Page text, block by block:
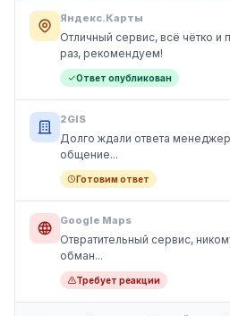
Яндекс.Карты
Отличный сервис, всё чётко
раз, рекомендуем!
Ответ опубликован
2GIS
Долго ждали ответа
общение...
Готовим ответ
Google Maps
Отвратительный сервис,
обман...
Требует реакции